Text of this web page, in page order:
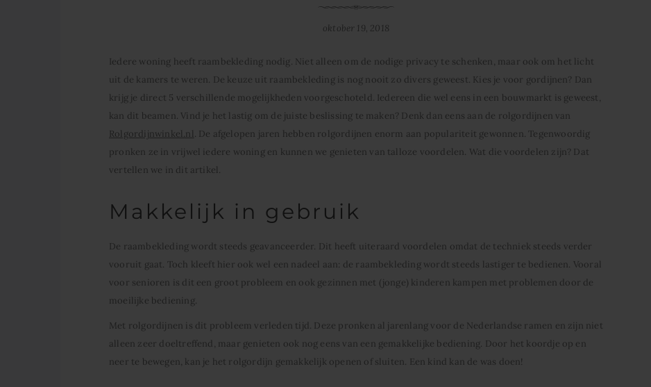
oktober 19, 2018
Iedere woning heeft raambekleding nodig. Niet alleen om de nodige privacy te schenken, maar ook om het licht
uit de kamers te weren. De keuze uit raambekleding is nog nooit zo divers geweest. Kies je voor gordijnen? Dan
krijg je direct 5 verschillende mogelijkheden voorgeschoteld. Iedereen die wel eens in een bouwmarkt is geweest,
kan dit beamen. Vind je het lastig om de juiste beslissing te maken? Denk dan eens aan de rolgordijnen van
Rolgordijnwinkel.nl. De afgelopen jaren hebben rolgordijnen enorm aan populariteit gewonnen. Tegenwoordig
pronken ze in vrijwel iedere woning en kunnen we genieten van talloze voordelen. Wat die voordelen zijn? Dat
vertellen we in dit artikel.
Makkelijk in gebruik
De raambekleding wordt steeds geavanceerder. Dit heeft uiteraard voordelen omdat de techniek steeds verder
vooruit gaat. Toch kleeft hier ook wel een nadeel aan: de raambekleding wordt steeds lastiger te bedienen. Vooral
voor senioren is dit een groot probleem en ook gezinnen met (jonge) kinderen kampen met problemen door de
moeilijke bediening.
Met rolgordijnen is dit probleem verleden tijd. Deze pronken al jarenlang voor de Nederlandse ramen en zijn niet
alleen zeer doeltreffend, maar genieten ook nog eens van een gemakkelijke bediening. Door het koordje op en
neer te bewegen, kan je het rolgordijn gemakkelijk openen of sluiten. Een kind kan de was doen!